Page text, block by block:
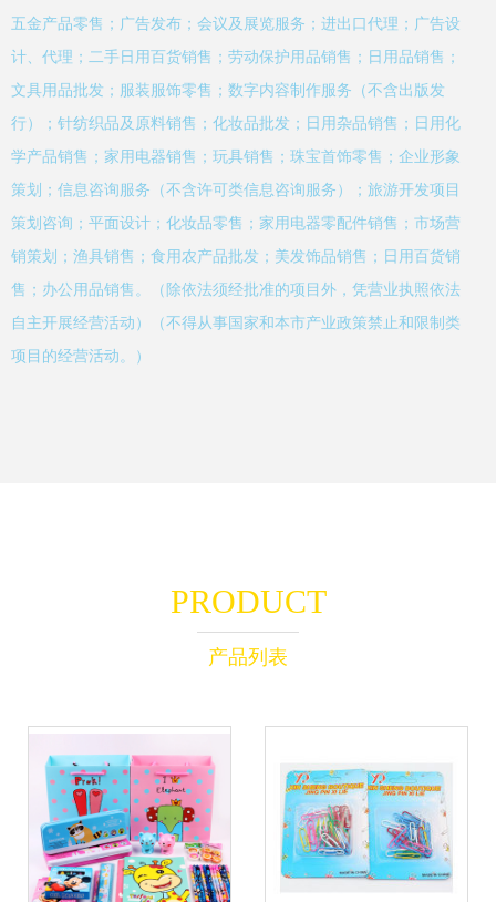
五金产品零售；广告发布；会议及展览服务；进出口代理；广告设
计、代理；二手日用百货销售；劳动保护用品销售；日用品销售；
文具用品批发；服装服饰零售；数字内容制作服务（不含出版发
行）；针纺织品及原料销售；化妆品批发；日用杂品销售；日用化
学产品销售；家用电器销售；玩具销售；珠宝首饰零售；企业形象
策划；信息咨询服务（不含许可类信息咨询服务）；旅游开发项目
策划咨询；平面设计；化妆品零售；家用电器零配件销售；市场营
销策划；渔具销售；食用农产品批发；美发饰品销售；日用百货销
售；办公用品销售。（除依法须经批准的项目外，凭营业执照依法
自主开展经营活动）（不得从事国家和本市产业政策禁止和限制类
项目的经营活动。）
PRODUCT
产品列表